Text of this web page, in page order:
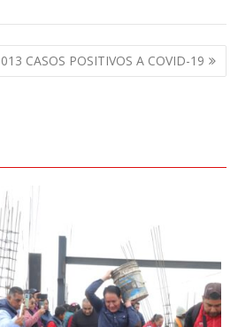
CASOS POSITIVOS A COVID-19